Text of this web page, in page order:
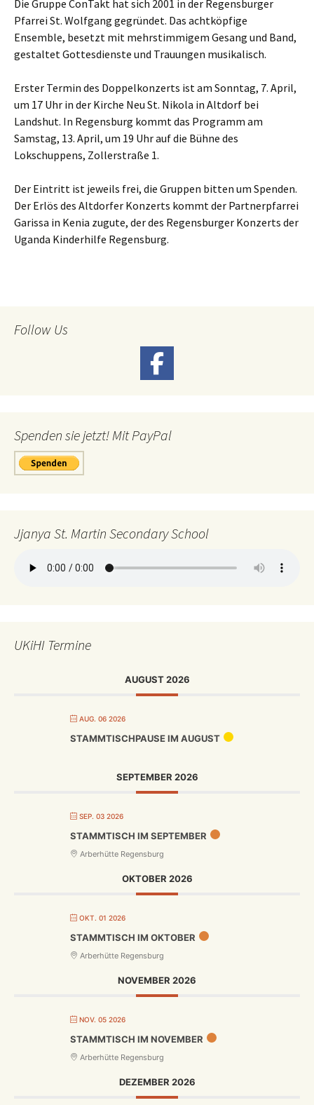
Die Gruppe ConTakt hat sich 2001 in der Regensburger
Pfarrei St. Wolfgang gegründet. Das achtköpfige
Ensemble, besetzt mit mehrstimmigem Gesang und Band,
gestaltet Gottesdienste und Trauungen musikalisch.
Erster Termin des Doppelkonzerts ist am Sonntag, 7. April,
um 17 Uhr in der Kirche Neu St. Nikola in Altdorf bei
Landshut. In Regensburg kommt das Programm am
Samstag, 13. April, um 19 Uhr auf die Bühne des
Lokschuppens, Zollerstraße 1.
Der Eintritt ist jeweils frei, die Gruppen bitten um Spenden.
Der Erlös des Altdorfer Konzerts kommt der Partnerpfarrei
Garissa in Kenia zugute, der des Regensburger Konzerts der
Uganda Kinderhilfe Regensburg.
Follow Us
Spenden sie jetzt! Mit PayPal
Jjanya St. Martin Secondary School
UKiHI Termine
AUGUST 2026
AUG. 06 2026
STAMMTISCHPAUSE IM AUGUST
SEPTEMBER 2026
SEP. 03 2026
STAMMTISCH IM SEPTEMBER
Arberhütte Regensburg
OKTOBER 2026
OKT. 01 2026
STAMMTISCH IM OKTOBER
Arberhütte Regensburg
NOVEMBER 2026
NOV. 05 2026
STAMMTISCH IM NOVEMBER
Arberhütte Regensburg
DEZEMBER 2026